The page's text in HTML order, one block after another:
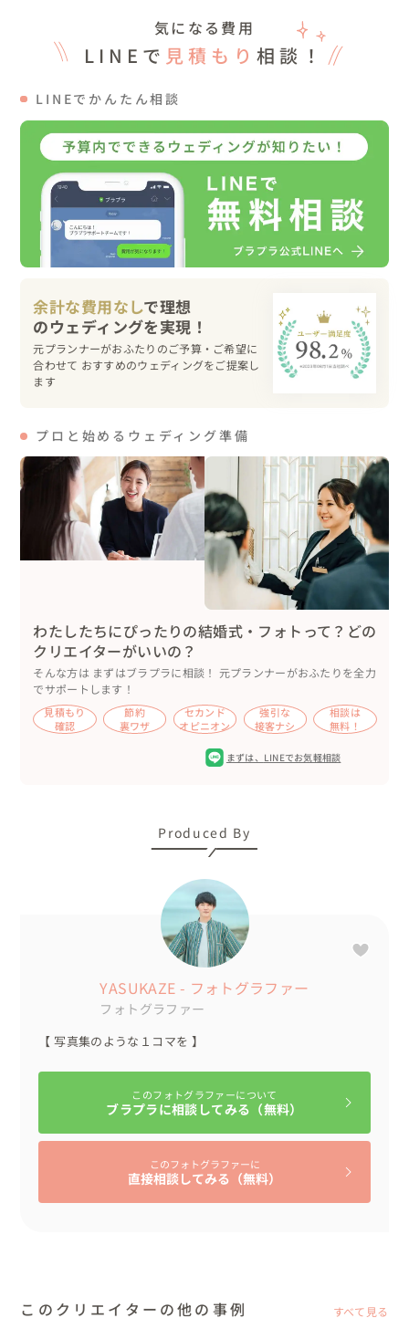
08:00　三河安城駅付近のおふたりが宿泊されていたホテ
ルで集合
（ホテル近くのレンタルスペースでお支度されました）
12:00　一色港から出発⛴
13:00　佐久島・西港到着、撮影スタート、お昼休憩
17:00　佐久島・東港出発⛴
18:00　一色港到着、車で移動
18:30　花火大会のスポットへ移動し撮影開始
21:00　ホテルで解散
ヘアメイクさんは、私からの紹介で1日同行していただき
ました。
また、私は事前に佐久島内の夕日スポットなどの下見を行
いました。
▽当日のご様子
おふたりの旅行におじゃまする♪というコンセプトで撮影
スタート！！
佐久島内の映え✨なSNSで人気のスポットを徒歩で巡りま
した。
最初にレンタサイクルで自転車を１台借りました🚲
移動中は、新郎様がみんなの荷物をカゴに乗せて運んでく
（ウェディングの撮影のためなら！！と数少ないカゴ付き
自転車をサービスしてくれました。）
おふたりは、最初から緊張の様子はなく、終始リラックス
されていました😊
仲良くちょっかいを出し合い、ソロ写真撮影時には「かわ
シャッターを切る私もつい一緒に笑顔になり、テンション
島内を、ドレスと蝶ネクタイ姿で歩いて移動されていたの
で、皆さんの注目の的に✨
たくさんの方からお祝いのお言葉をかけられ、少し恥ずか
しそうにされていました。
また、お声掛けいただいた中でも一番印象的だったのは、
なんと、そのおばあちゃんも福岡出身の方で、おふたりと
の会話がとても弾んでいました！
また、とても暑い日でしたので水分補給など、みんなで声
を掛け合いながら移動しました🥤
その後、佐久島から一色港へ戻り⛴、吉良の海浜公園で
手持ち花火で撮影しよう！！と予定をしていたのですが、
急遽予定を変更し、花火大会を背景に撮影をする事が決ま
気になる費用
LINEで 見積もり 相談！
LINEでかんたん相談
余計な費用なしで理想
元プランナーがおふたりのご予算・ご希望に
合わせて おすすめのウェディングをご提案し
ます
プロと始めるウェディング準備
わたしたちにぴったりの結婚式・フォトって？どの
クリエイターがいいの？
そんな方は まずはブラプラに相談！ 元プランナーがおふたりを全力
でサポートします！
見積もり
確認
節約
裏ワザ
セカンド
オピニオン
強引な
接客ナシ
相談は
無料！
まずは、 LINEでお気軽相談
Produced By
YASUKAZE - フォトグラファー
フォトグラファー
【 写真集のような１コマを 】
このフォトグラファーについて
ブラプラに相談してみる（無料）
このフォトグラファーに
直接相談してみる（無料）
このクリエイターの他の事例 すべて見る